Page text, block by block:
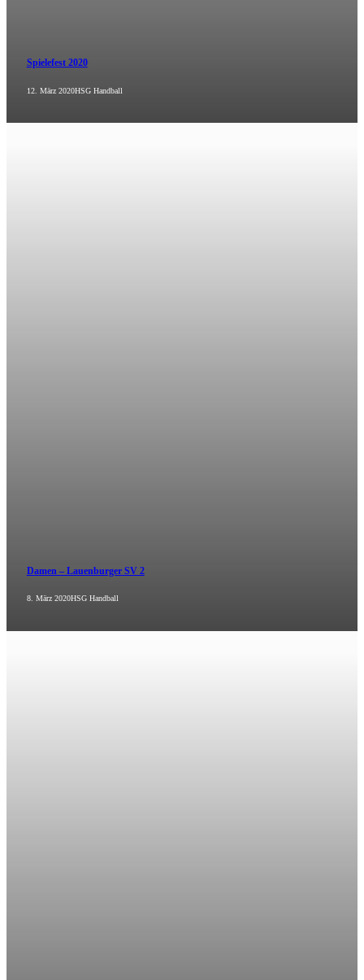
Spielefest 2020
12. März 2020HSG Handball
Damen – Lauenburger SV 2
8. März 2020HSG Handball